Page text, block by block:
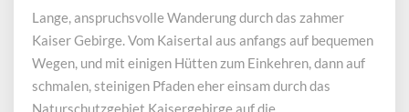
Kaiser
Durchquerung
von
Kufstein
nach
Lange, anspruchsvolle Wanderung durch das zahmer
Kaiser Gebirge. Vom Kaisertal aus anfangs auf bequemen
Wegen, und mit einigen Hütten zum Einkehren, dann auf
schmalen, steinigen Pfaden eher einsam durch das
Naturschutzgebiet Kaisergebirge auf die